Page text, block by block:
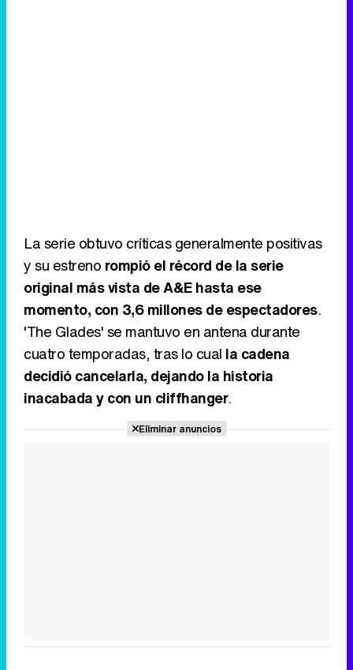
La serie obtuvo críticas generalmente positivas
y su estreno rompió el récord de la serie
original más vista de A&E hasta ese
momento, con 3,6 millones de espectadores.
'The Glades' se mantuvo en antena durante
cuatro temporadas, tras lo cual la cadena
decidió cancelarla, dejando la historia
inacabada y con un cliffhanger.
Eliminar anuncios